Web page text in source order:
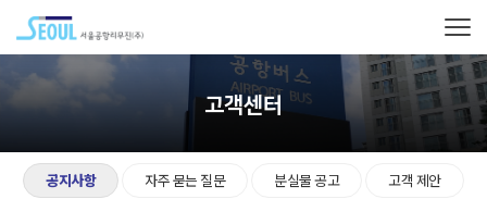
고객센터
공지사항 자주 묻는 질문 분실물 공고 고객 제안